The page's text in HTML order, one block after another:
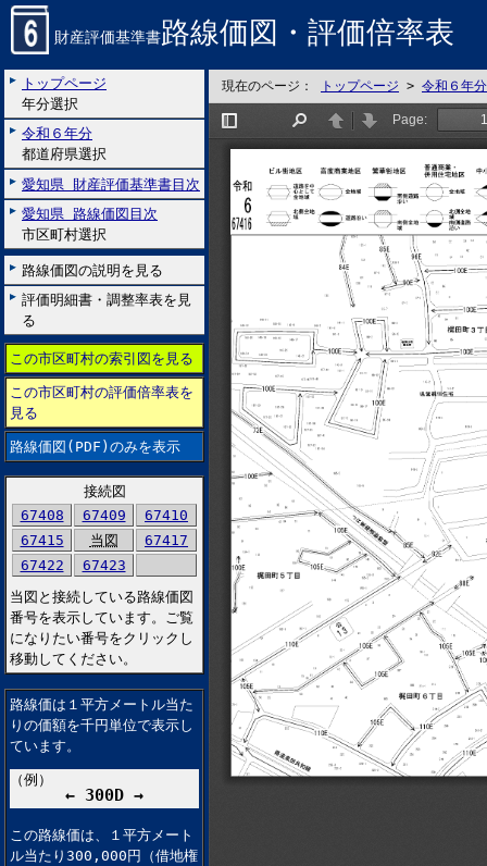
財産評価基準書路線価図・評価倍率表
トップページ
年分選択
令和６年分
都道府県選択
愛知県 財産評価基準書目次
愛知県 路線価図目次
市区町村選択
路線価図の説明を見る
評価明細書・調整率表を見
る
この市区町村の索引図を見る
この市区町村の評価倍率表を
見る
路線価図(PDF)のみを表示
接続図
67408
67409
67410
67415
当図
67417
67422
67423
当図と接続している路線価図
番号を表示しています。ご覧
になりたい番号をクリックし
移動してください。
路線価は１平方メートル当た
りの価額を千円単位で表示し
ています。
（例）
← 300D →
この路線価は、１平方メート
ル当たり300,000円（借地権
現在のページ： トップページ > 令和６年分